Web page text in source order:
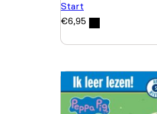
Start
€6,95